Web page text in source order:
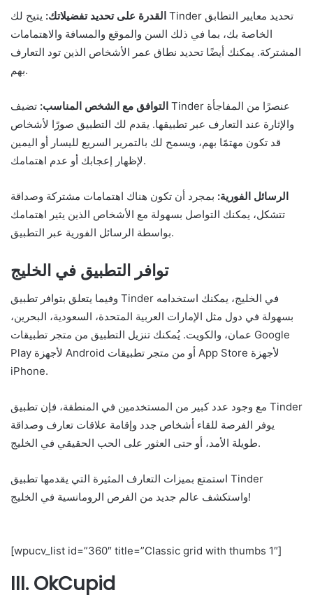
القدرة على تحديد تفضيلاتك: يتيح لك Tinder تحديد معايير التطابق
الخاصة بك، بما في ذلك السن والموقع والمسافة والاهتمامات
المشتركة. يمكنك أيضًا تحديد نطاق عمر الأشخاص الذين تود التعارف
بهم.
التوافق مع الشخص المناسب: تضيف Tinder عنصرًا من المفاجأة
والإثارة عند التعارف عبر تطبيقها. يقدم لك التطبيق صورًا لأشخاص
قد تكون مهتمًا بهم، ويسمح لك بالتمرير السريع لليسار أو اليمين
لإظهار إعجابك أو عدم اهتمامك.
الرسائل الفورية: بمجرد أن تكون هناك اهتمامات مشتركة وصداقة
تتشكل، يمكنك التواصل بسهولة مع الأشخاص الذين يثير اهتمامك
بواسطة الرسائل الفورية عبر التطبيق.
توافر التطبيق في الخليج
وفيما يتعلق بتوافر تطبيق Tinder في الخليج، يمكنك استخدامه
بسهولة في دول مثل الإمارات العربية المتحدة، السعودية، البحرين،
عمان، والكويت. يُمكنك تنزيل التطبيق من متجر تطبيقات Google
Play لأجهزة Android أو من متجر تطبيقات App Store لأجهزة
iPhone.
مع وجود عدد كبير من المستخدمين في المنطقة، فإن تطبيق Tinder
يوفر الفرصة للقاء أشخاص جدد وإقامة علاقات تعارف وصداقة
طويلة الأمد، أو حتى العثور على الحب الحقيقي في الخليج.
استمتع بميزات التعارف المثيرة التي يقدمها تطبيق Tinder
واستكشف عالم جديد من الفرص الرومانسية في الخليج!
[wpucv_list id=”360″ title=”Classic grid with thumbs 1″]
III. OkCupid